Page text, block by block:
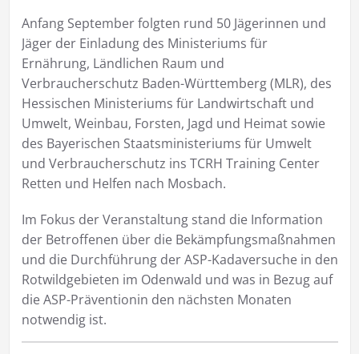
Anfang September folgten rund 50 Jägerinnen und
Jäger der Einladung des Ministeriums für
Ernährung, Ländlichen Raum und
Verbraucherschutz Baden-Württemberg (MLR), des
Hessischen Ministeriums für Landwirtschaft und
Umwelt, Weinbau, Forsten, Jagd und Heimat sowie
des Bayerischen Staatsministeriums für Umwelt
und Verbraucherschutz ins TCRH Training Center
Retten und Helfen nach Mosbach.
Im Fokus der Veranstaltung stand die Information
der Betroffenen über die Bekämpfungsmaßnahmen
und die Durchführung der ASP-Kadaversuche in den
Rotwildgebieten im Odenwald und was in Bezug auf
die ASP-Präventionin den nächsten Monaten
notwendig ist.